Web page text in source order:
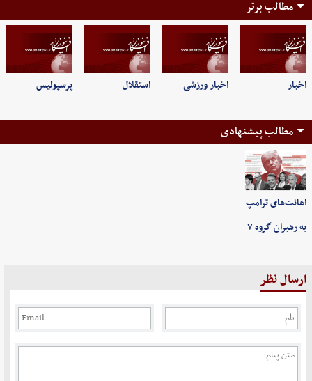
مطالب برتر
اخبار اخبار ورزشی استقلال پرسپولیس
مطالب پیشنهادی
اهانت‌های ترامپ
به رهبران گروه ۷
ارسال نظر